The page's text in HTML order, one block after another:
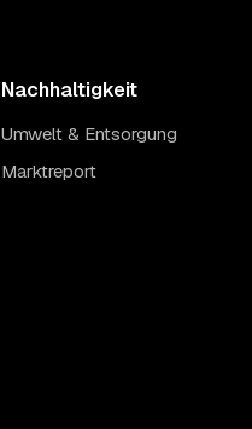
Nachhaltigkeit
Umwelt & Entsorgung
Marktreport